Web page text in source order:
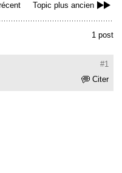
Topic plus ancien
1 post
#1
Citer